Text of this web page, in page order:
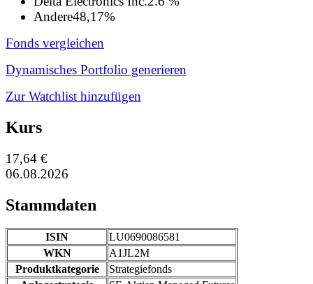
Andere48,17%
Fonds vergleichen
Dynamisches Portfolio generieren
Zur Watchlist hinzufügen
Kurs
17,64 €
06.08.2026
Stammdaten
ISIN
LU0690086581
WKN
A1JL2M
Produktkategorie
Strategiefonds